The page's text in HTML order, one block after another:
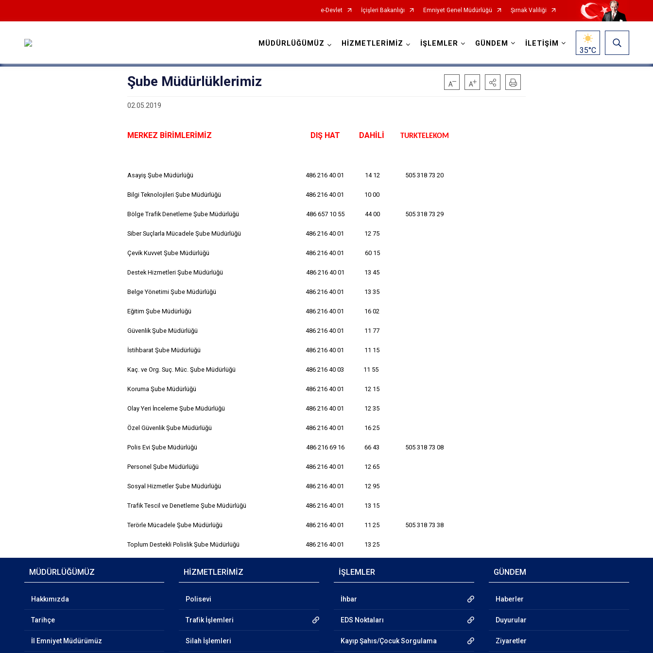
e-Devlet İçişleri Bakanlığı Emniyet Genel Müdürlüğü Şırnak Valiliği
MÜDÜRLÜĞÜMÜZ HİZMETLERİMİZ İŞLEMLER GÜNDEM İLETİŞİM
35°C
Şube Müdürlüklerimiz
02.05.2019
MERKEZ BİRİMLERİMİZ DIŞ HAT DAHİLİ TURKTELEKOM
Asayiş Şube Müdürlüğü 486 216 40 01 14 12 505 318 73 20
Bilgi Teknolojileri Şube Müdürlüğü 486 216 40 01 10 00
Bölge Trafik Denetleme Şube Müdürlüğü 486 657 10 55 44 00 505 318 73 29
Siber Suçlarla Mücadele Şube Müdürlüğü 486 216 40 01 12 75
Çevik Kuvvet Şube Müdürlüğü 486 216 40 01 60 15
Destek Hizmetleri Şube Müdürlüğü 486 216 40 01 13 45
Belge Yönetimi Şube Müdürlüğü 486 216 40 01 13 35
Eğitim Şube Müdürlüğü 486 216 40 01 16 02
Güvenlik Şube Müdürlüğü 486 216 40 01 11 77
İstihbarat Şube Müdürlüğü 486 216 40 01 11 15
Kaç. ve Org. Suç. Müc. Şube Müdürlüğü 486 216 40 03 11 55
Koruma Şube Müdürlüğü 486 216 40 01 12 15
Olay Yeri İnceleme Şube Müdürlüğü 486 216 40 01 12 35
Özel Güvenlik Şube Müdürlüğü 486 216 40 01 16 25
Polis Evi Şube Müdürlüğü 486 216 69 16 66 43 505 318 73 08
Personel Şube Müdürlüğü 486 216 40 01 12 65
Sosyal Hizmetler Şube Müdürlüğü 486 216 40 01 12 95
Trafik Tescil ve Denetleme Şube Müdürlüğü 486 216 40 01 13 15
Terörle Mücadele Şube Müdürlüğü 486 216 40 01 11 25 505 318 73 38
Toplum Destekli Polislik Şube Müdürlüğü 486 216 40 01 13 25
MÜDÜRLÜĞÜMÜZ
Hakkımızda
Tarihçe
İl Emniyet Müdürümüz
HİZMETLERİMİZ
Polisevi
Trafik İşlemleri
Silah İşlemleri
İŞLEMLER
İhbar
EDS Noktaları
Kayıp Şahıs/Çocuk Sorgulama
GÜNDEM
Haberler
Duyurular
Ziyaretler